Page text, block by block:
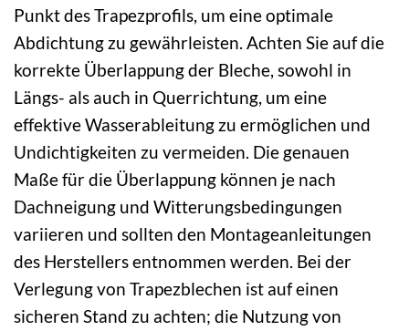
Punkt des Trapezprofils, um eine optimale
Abdichtung zu gewährleisten. Achten Sie auf die
korrekte Überlappung der Bleche, sowohl in
Längs- als auch in Querrichtung, um eine
effektive Wasserableitung zu ermöglichen und
Undichtigkeiten zu vermeiden. Die genauen
Maße für die Überlappung können je nach
Dachneigung und Witterungsbedingungen
variieren und sollten den Montageanleitungen
des Herstellers entnommen werden. Bei der
Verlegung von Trapezblechen ist auf einen
sicheren Stand zu achten; die Nutzung von